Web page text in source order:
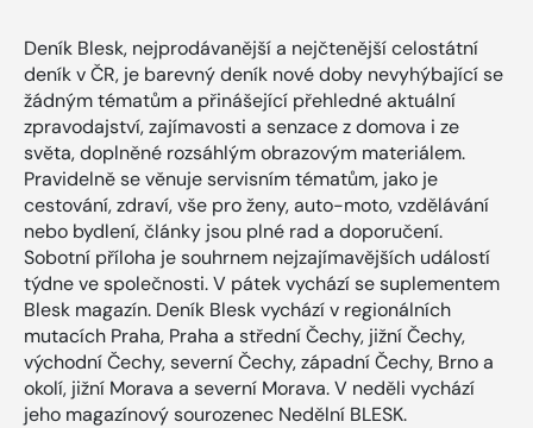
Deník Blesk, nejprodávanější a nejčtenější celostátní
deník v ČR, je barevný deník nové doby nevyhýbající se
žádným tématům a přinášející přehledné aktuální
zpravodajství, zajímavosti a senzace z domova i ze
světa, doplněné rozsáhlým obrazovým materiálem.
Pravidelně se věnuje servisním tématům, jako je
cestování, zdraví, vše pro ženy, auto-moto, vzdělávání
nebo bydlení, články jsou plné rad a doporučení.
Sobotní příloha je souhrnem nejzajímavějších událostí
týdne ve společnosti. V pátek vychází se suplementem
Blesk magazín. Deník Blesk vychází v regionálních
mutacích Praha, Praha a střední Čechy, jižní Čechy,
východní Čechy, severní Čechy, západní Čechy, Brno a
okolí, jižní Morava a severní Morava. V neděli vychází
jeho magazínový sourozenec Nedělní BLESK.